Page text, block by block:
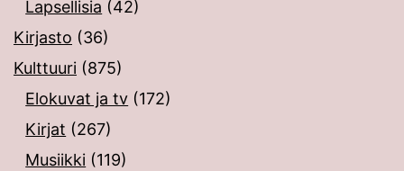
Lapsellisia (42)
Kirjasto (36)
Kulttuuri (875)
Elokuvat ja tv (172)
Kirjat (267)
Musiikki (119)